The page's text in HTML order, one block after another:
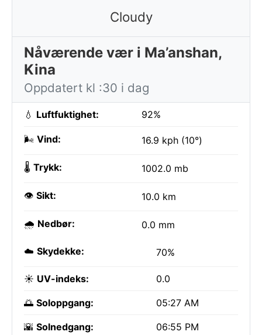
Cloudy
Nåværende vær i Ma’anshan,
Kina
Oppdatert kl :30 i dag
💧 Luftfuktighet: 92%
🌬️ Vind: 16.9 kph (10°)
🌡️ Trykk: 1002.0 mb
👁️ Sikt: 10.0 km
🌧️ Nedbør: 0.0 mm
☁️ Skydekke: 70%
☀️ UV-indeks: 0.0
🌅 Soloppgang: 05:27 AM
🌇 Solnedgang: 06:55 PM